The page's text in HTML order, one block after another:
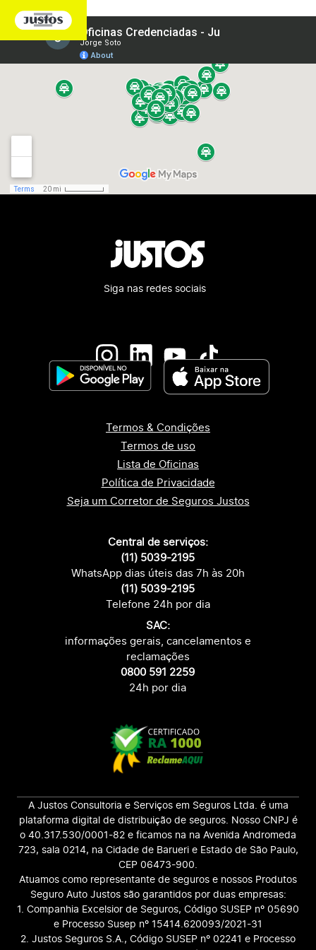
Siga nas redes sociais
Termos & Condições
Termos de uso
Lista de Oficinas
Política de Privacidade
Seja um Corretor de Seguros Justos
Central de serviços:
(11) 5039-2195
WhatsApp dias úteis das 7h às 20h
(11) 5039-2195
Telefone 24h por dia
SAC:
informações gerais, cancelamentos e
reclamações
0800 591 2259
24h por dia
A Justos Consultoria e Serviços em Seguros Ltda. é uma
plataforma digital de distribuição de seguros. Nosso CNPJ é
o 40.317.530/0001-82 e ficamos na na Avenida Andromeda
723, sala 0214, na Cidade de Barueri e Estado de São Paulo,
CEP 06473-900.
Atuamos como representante de seguros e nossos Produtos
Seguro Auto Justos são garantidos por duas empresas:
1. Companhia Excelsior de Seguros, Código SUSEP nº 05690
e Processo Susep nº 15414.620093/2021-31
2. Justos Seguros S.A., Código SUSEP nº 02241 e Processo